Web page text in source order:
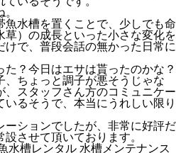
水槽を置くことで、少しでも命
草）の成長といった小さな変化を
で、普段会話の無かった日常に
？今日はエサは貰ったのかな？
、ちょっと調子が悪そうじゃな
、スタッフさん方のコミュニケー
るそうで、本当にうれしい限り
ーションでしたが、非常に好評だ
させて頂いております。